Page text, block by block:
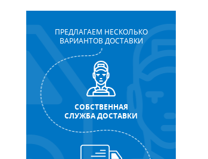
ПРЕДЛАГАЕМ НЕСКОЛЬКО
ВАРИАНТОВ ДОСТАВКИ
СОБСТВЕННАЯ
СЛУЖБА ДОСТАВКИ